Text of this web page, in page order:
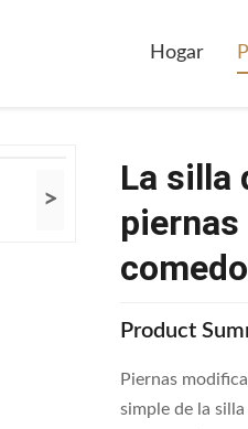
Hogar
>
La silla
Product
Piernas
simple de la